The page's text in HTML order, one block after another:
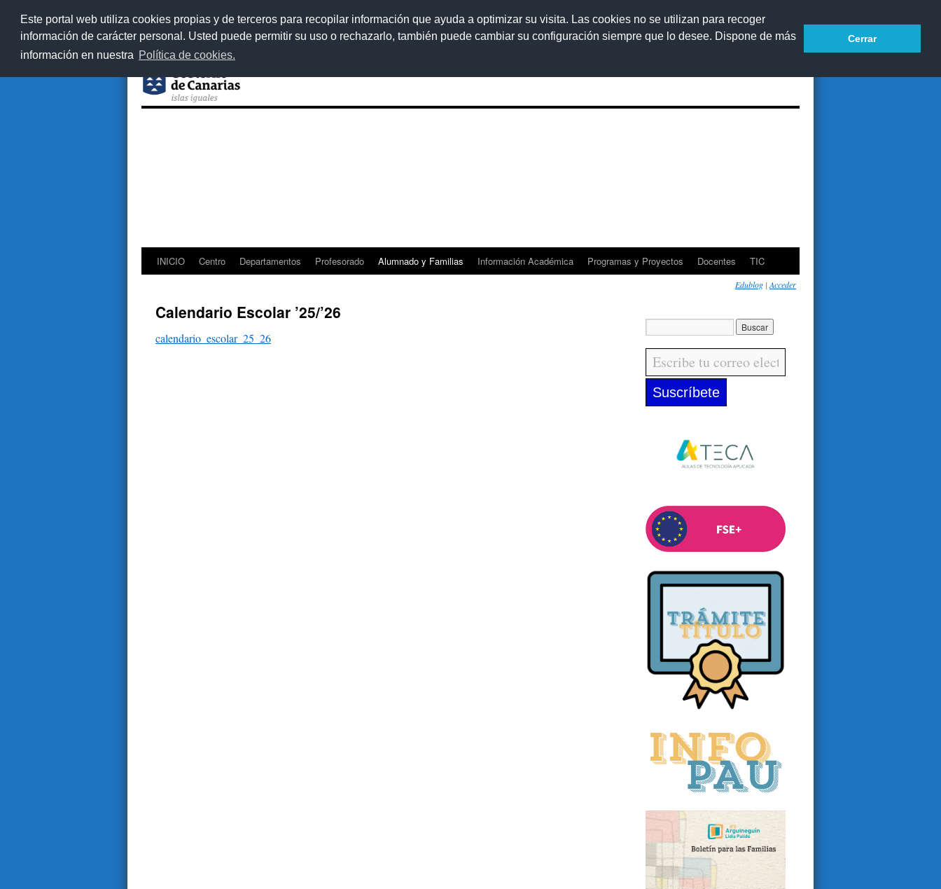
Este portal web utiliza cookies propias y de terceros para recopilar información que ayuda a optimizar su visita. Las cookies no se utilizan para recoger
información de carácter personal. Usted puede permitir su uso o rechazarlo, también puede cambiar su configuración siempre que lo desee. Dispone de más
información en nuestra Política de cookies.
Cerrar
Accesibilidad Mapa web
Saltar
contenido
INICIO Centro Departamentos Profesorado Alumnado y Familias Información Académica Programas y Proyectos Docentes TIC
Edublog | Acceder
Calendario Escolar ’25/’26
calendario_escolar_25_26
Escribe tu correo electrónico…
Suscríbete